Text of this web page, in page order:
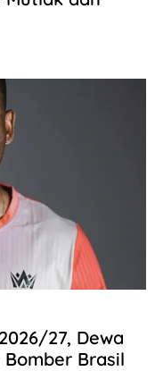
27, Dewa
Brasil